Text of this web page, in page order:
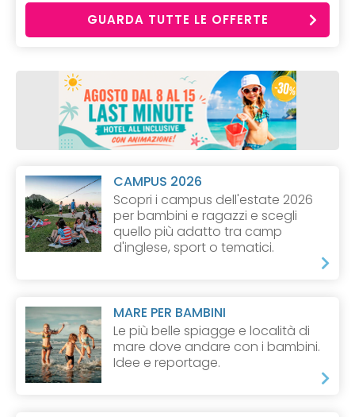
GUARDA TUTTE LE OFFERTE
CAMPUS 2026
Scopri i campus dell'estate 2026
per bambini e ragazzi e scegli
quello più adatto tra camp
d'inglese, sport o tematici.
MARE PER BAMBINI
Le più belle spiagge e località di
mare dove andare con i bambini.
Idee e reportage.